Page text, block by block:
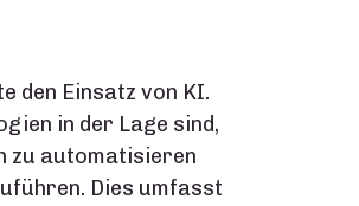
den Einsatz von KI.
in der Lage sind,
zu automatisieren
Dies umfasst